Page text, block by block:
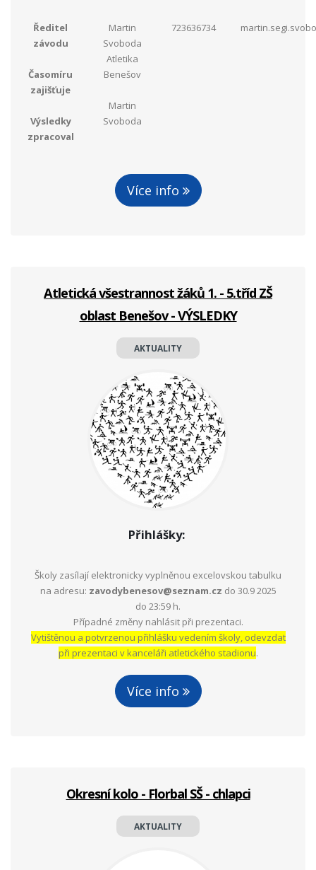
Ředitel
závodu
Martin
Svoboda
723636734
Časomíru
zajišťuje
Atletika
Benešov
Výsledky
zpracoval
Martin
Svoboda
Více info
Atletická všestrannost žáků 1. - 5.tříd ZŠ
oblast Benešov - VÝSLEDKY
AKTUALITY
Přihlášky:
Školy zasílají elektronicky vyplněnou excelovskou tabulku
na adresu: zavodybenesov@seznam.cz do 30.9 2025
do 23:59 h.
Případné změny nahlásit při prezentaci.
Vytištěnou a potvrzenou přihlášku vedením školy, odevzdat
při prezentaci v kanceláři atletického stadionu.
Více info
Okresní kolo - Florbal SŠ - chlapci
AKTUALITY